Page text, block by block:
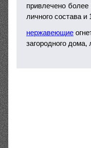
привлечено
личного состава и
нержавеющие
загородного